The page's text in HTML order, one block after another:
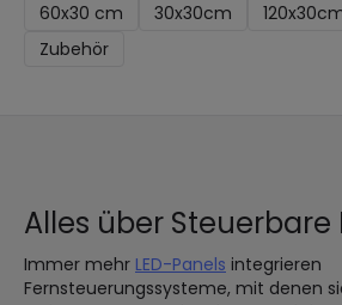
60x30 cm
30x30cm
Zubehör
Alles über Steuerbare
Immer mehr LED-Panels integrieren
Fernsteuerungssysteme, mit denen